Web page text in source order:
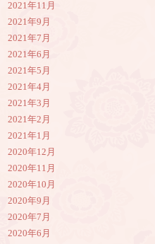
2021年11月
2021年9月
2021年7月
2021年6月
2021年5月
2021年4月
2021年3月
2021年2月
2021年1月
2020年12月
2020年11月
2020年10月
2020年9月
2020年7月
2020年6月